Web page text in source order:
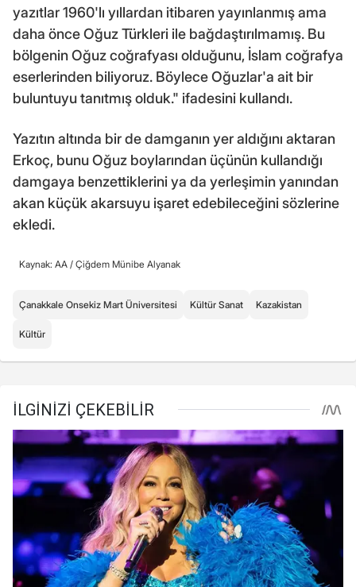
yazıtlar 1960'lı yıllardan itibaren yayınlanmış ama
daha önce Oğuz Türkleri ile bağdaştırılmamış. Bu
bölgenin Oğuz coğrafyası olduğunu, İslam coğrafya
eserlerinden biliyoruz. Böylece Oğuzlar'a ait bir
buluntuyu tanıtmış olduk." ifadesini kullandı.
Yazıtın altında bir de damganın yer aldığını aktaran
Erkoç, bunu Oğuz boylarından üçünün kullandığı
damgaya benzettiklerini ya da yerleşimin yanından
akan küçük akarsuyu işaret edebileceğini sözlerine
ekledi.
Kaynak: AA / Çiğdem Münibe Alyanak
Çanakkale Onsekiz Mart Üniversitesi Kültür Sanat Kazakistan
Kültür